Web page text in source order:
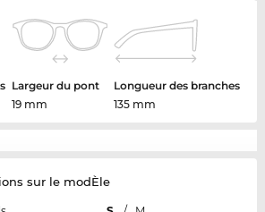
Largeur du pont
19 mm
Longueur des branches
135 mm
sur le modÈle